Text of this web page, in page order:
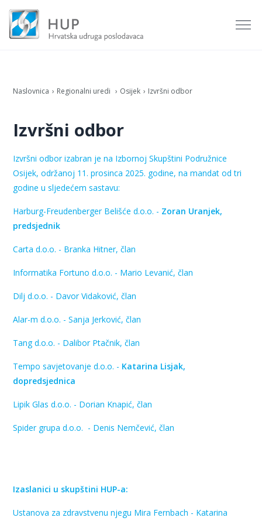
Naslovnica Regionalni uredi Osijek Izvršni odbor
Izvršni odbor
Izvršni odbor izabran je na Izbornoj Skupštini Podružnice
Osijek, održanoj 11. prosinca 2025. godine, na mandat od tri
godine u sljedećem sastavu:
Harburg-Freudenberger Belišće d.o.o. - Zoran Uranjek,
predsjednik
Carta d.o.o. - Branka Hitner, član
Informatika Fortuno d.o.o. - Mario Levanić, član
Dilj d.o.o. - Davor Vidaković, član
Alar-m d.o.o. - Sanja Jerković, član
Tang d.o.o. - Dalibor Ptačnik, član
Tempo savjetovanje d.o.o. - Katarina Lisjak,
dopredsjednica
Lipik Glas d.o.o. - Dorian Knapić, član
Spider grupa d.o.o. - Denis Nemčević, član
Izaslanici u skupštini HUP-a:
Ustanova za zdravstvenu njegu Mira Fernbach - Katarina